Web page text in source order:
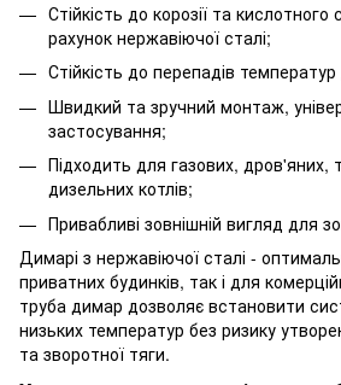
Стійкість до корозії та
рахунок нержавіючої сталі;
Стійкість до перепадів
Швидкий та зручний монтаж,
застосування;
Підходить для газових, дров'яних,
дизельних котлів;
Привабливі зовнішній вигляд для
Димарі з нержавіючої сталі -
приватних будинків, так і для
труба димар дозволяє встановити
низьких температур без ризику
та зворотної тяги.